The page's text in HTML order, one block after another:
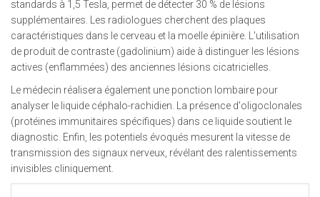
standards à 1,5 Tesla, permet de détecter 30 % de lésions
supplémentaires. Les radiologues cherchent des plaques
caractéristiques dans le cerveau et la moelle épinière. L'utilisation
de produit de contraste (gadolinium) aide à distinguer les lésions
actives (enflammées) des anciennes lésions cicatricielles.
Le médecin réalisera également une ponction lombaire pour
analyser le liquide céphalo-rachidien. La présence d'oligoclonales
(protéines immunitaires spécifiques) dans ce liquide soutient le
diagnostic. Enfin, les potentiels évoqués mesurent la vitesse de
transmission des signaux nerveux, révélant des ralentissements
invisibles cliniquement.